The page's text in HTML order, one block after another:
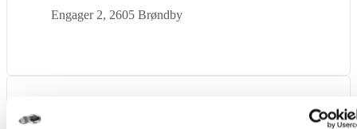
Engager 2, 2605 Brøndby